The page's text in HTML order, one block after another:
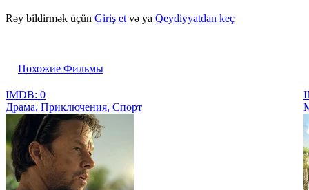
Rəy bildirmək üçün Giriş et və ya Qeydiyyatdan keç
Похожие Фильмы
IMDB: 0
Драма, Приключения, Спорт